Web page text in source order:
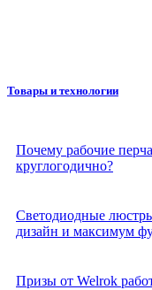
Товары и технологии
Почему рабочие
круглогодично?
Светодиодные
дизайн и максимум
Призы от Welrok